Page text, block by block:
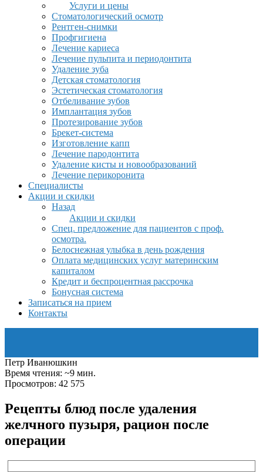
Услуги и цены
Стоматологический осмотр
Рентген-снимки
Профгигиена
Лечение кариеса
Лечение пульпита и периодонтита
Удаление зуба
Детская стоматология
Эстетическая стоматология
Отбеливание зубов
Имплантация зубов
Протезирование зубов
Брекет-система
Изготовление капп
Лечение пародонтита
Удаление кисты и новообразований
Лечение перикоронита
Специалисты
Акции и скидки
Назад
Акции и скидки
Спец. предложение для пациентов с проф.
осмотра.
Белоснежная улыбка в день рождения
Оплата медицинских услуг материнским
капиталом
Кредит и беспроцентная рассрочка
Бонусная система
Записаться на прием
Контакты
Петр Иванюшкин
Время чтения: ~9 мин.
Просмотров: 42 575
Рецепты блюд после удаления
желчного пузыря, рацион после
операции